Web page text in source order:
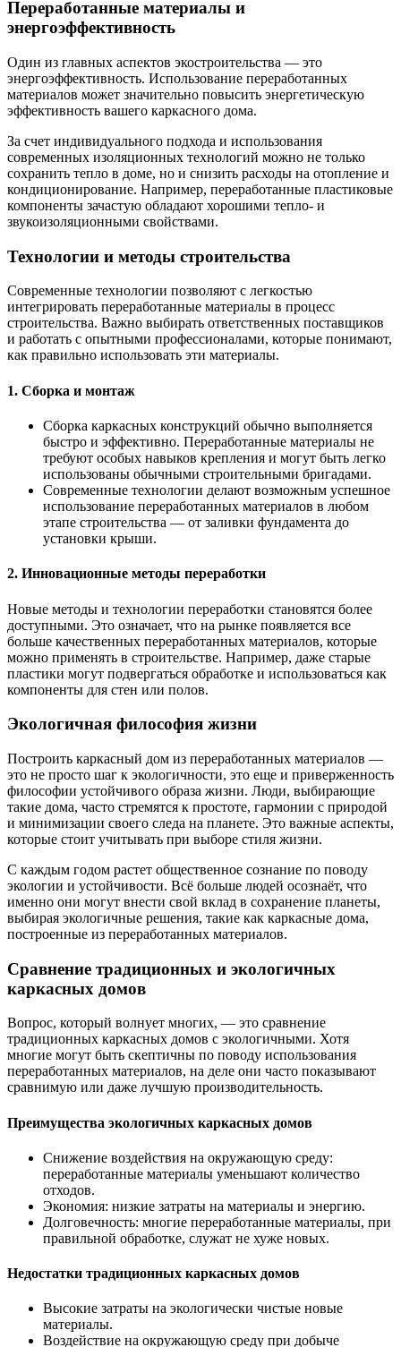
Переработанные материалы и
энергоэффективность
Один из главных аспектов экостроительства — это
энергоэффективность. Использование переработанных
материалов может значительно повысить энергетическую
эффективность вашего каркасного дома.
За счет индивидуального подхода и использования
современных изоляционных технологий можно не только
сохранить тепло в доме, но и снизить расходы на отопление и
кондиционирование. Например, переработанные пластиковые
компоненты зачастую обладают хорошими тепло- и
звукоизоляционными свойствами.
Технологии и методы строительства
Современные технологии позволяют с легкостью
интегрировать переработанные материалы в процесс
строительства. Важно выбирать ответственных поставщиков
и работать с опытными профессионалами, которые понимают,
как правильно использовать эти материалы.
1. Сборка и монтаж
Сборка каркасных конструкций обычно выполняется
быстро и эффективно. Переработанные материалы не
требуют особых навыков крепления и могут быть легко
использованы обычными строительными бригадами.
Современные технологии делают возможным успешное
использование переработанных материалов в любом
этапе строительства — от заливки фундамента до
установки крыши.
2. Инновационные методы переработки
Новые методы и технологии переработки становятся более
доступными. Это означает, что на рынке появляется все
больше качественных переработанных материалов, которые
можно применять в строительстве. Например, даже старые
пластики могут подвергаться обработке и использоваться как
компоненты для стен или полов.
Экологичная философия жизни
Построить каркасный дом из переработанных материалов —
это не просто шаг к экологичности, это еще и приверженность
философии устойчивого образа жизни. Люди, выбирающие
такие дома, часто стремятся к простоте, гармонии с природой
и минимизации своего следа на планете. Это важные аспекты,
которые стоит учитывать при выборе стиля жизни.
С каждым годом растет общественное сознание по поводу
экологии и устойчивости. Всё больше людей осознаёт, что
именно они могут внести свой вклад в сохранение планеты,
выбирая экологичные решения, такие как каркасные дома,
построенные из переработанных материалов.
Сравнение традиционных и экологичных
каркасных домов
Вопрос, который волнует многих, — это сравнение
традиционных каркасных домов с экологичными. Хотя
многие могут быть скептичны по поводу использования
переработанных материалов, на деле они часто показывают
сравнимую или даже лучшую производительность.
Преимущества экологичных каркасных домов
Снижение воздействия на окружающую среду:
переработанные материалы уменьшают количество
отходов.
Экономия: низкие затраты на материалы и энергию.
Долговечность: многие переработанные материалы, при
правильной обработке, служат не хуже новых.
Недостатки традиционных каркасных домов
Высокие затраты на экологически чистые новые
материалы.
Воздействие на окружающую среду при добыче